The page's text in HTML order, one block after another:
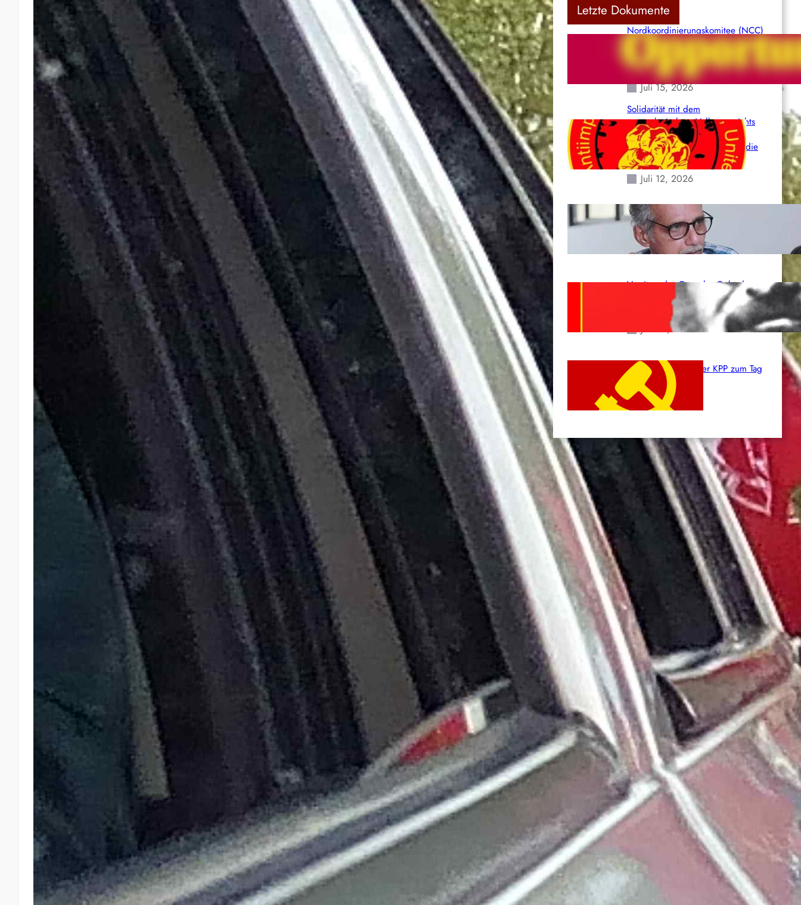
Letzte Dokumente
Nordkoordinierungskomitee (NCC)
der Kommunistischen Partei Indiens
(Maoistisch): Postmoderner
Opportunismus
Juli 15, 2026
Solidarität mit dem
venezolanischem Volk angesichts
der verlorenen Leben und der
katastrophalen Situation durch die
Erdbeben des 24. Juni!
Juli 12, 2026
Indien: „Die Politik der
Kapitulation“ von K. Murali (Ajith)
Juli 1, 2026
Vorsitzender Gonzalo: Gebt das
Leben für die Partei und die
Juni 19, 2026
Beschluss des ZK der KPP zum Tag
des Heldentums
Juni 19, 2026